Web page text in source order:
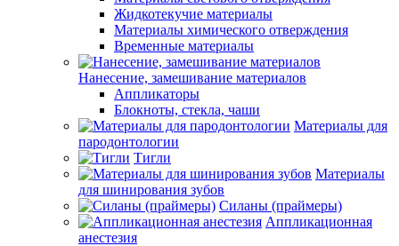
Жидкотекучие материалы
Материалы химического отверждения
Временные материалы
Нанесение, замешивание материалов
Аппликаторы
Блокноты, стекла, чаши
Материалы для
пародонтологии
Тигли
Материалы
для шинирования зубов
Силаны (праймеры)
Аппликационная
анестезия